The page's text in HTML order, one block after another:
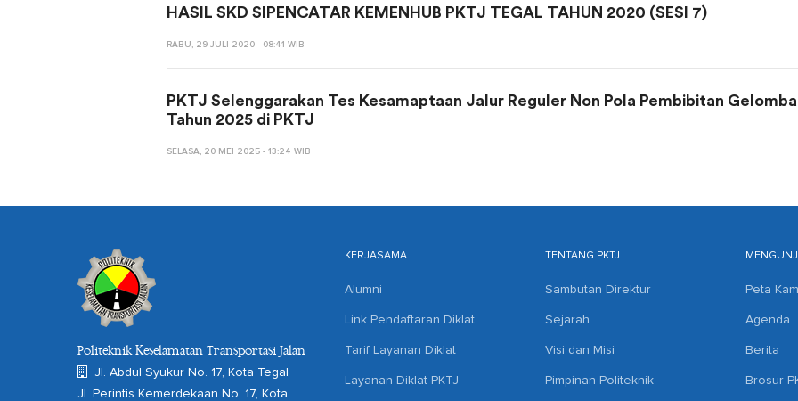
HASIL SKD SIPENCATAR KEMENHUB PKTJ TEGAL TAHUN 2020 (SESI 7)
RABU, 29 JULI 2020 - 08:41 WIB
PKTJ Selenggarakan Tes Kesamaptaan Jalur Reguler Non Pola Pembibitan
Tahun 2025 di PKTJ
SELASA, 20 MEI 2025 - 13:24 WIB
Politeknik Keselamatan Transportasi Jalan
Jl. Abdul Syukur No. 17, Kota Tegal
Jl. Perintis Kemerdekaan No. 17, Kota
KERJASAMA
Alumni
Link Pendaftaran Diklat
Tarif Layanan Diklat
Layanan Diklat PKTJ
TENTANG PKTJ
Sambutan Direktur
Sejarah
Visi dan Misi
Pimpinan Politeknik
Peta
Agenda
Berita
Brosur